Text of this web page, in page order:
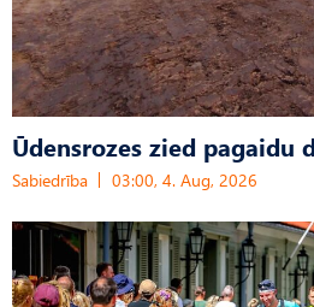
Ūdensrozes zied pagaidu
Sabiedrība 03:00, 4. Aug, 2026